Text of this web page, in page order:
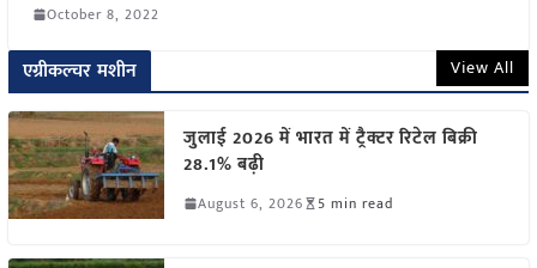
October 8, 2022
एग्रीकल्चर मशीन View All
जुलाई 2026 में भारत में ट्रैक्टर रिटेल बिक्री
28.1% बढ़ी
August 6, 2026 5 min read